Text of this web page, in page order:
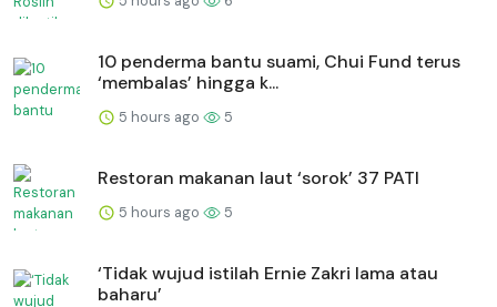
10 penderma bantu suami, Chui Fund terus
‘membalas’ hingga k...
5 hours ago 5
Restoran makanan laut ‘sorok’ 37 PATI
5 hours ago 5
‘Tidak wujud istilah Ernie Zakri lama atau
baharu’